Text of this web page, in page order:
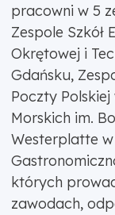
pracowni w 5
Zespole Szkół
Okrętowej i
Gdańsku,
Poczty Polskiej
Morskich im.
Westerplatte w
których
zawodach,